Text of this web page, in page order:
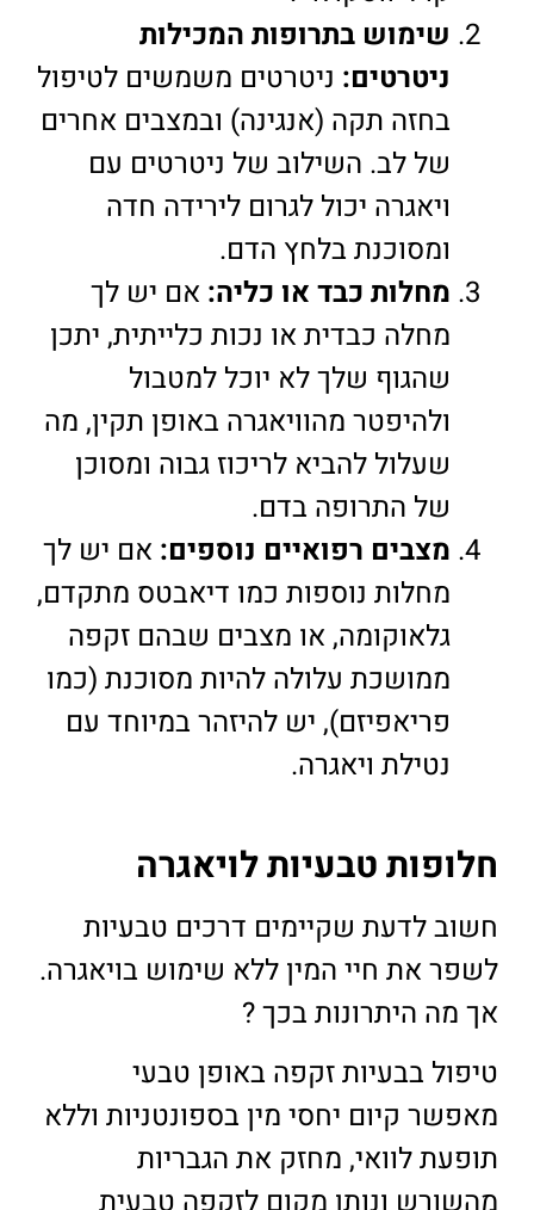
שימוש בתרופות המכילות
ניטרטים: ניטרטים משמשים לטיפול
בחזה תקה (אנגינה) ובמצבים אחרים
של לב. השילוב של ניטרטים עם
ויאגרה יכול לגרום לירידה חדה
ומסוכנת בלחץ הדם.
מחלות כבד או כליה: אם יש לך
מחלה כבדית או נכות כלייתית, יתכן
שהגוף שלך לא יוכל למטבול
ולהיפטר מהוויאגרה באופן תקין, מה
שעלול להביא לריכוז גבוה ומסוכן
של התרופה בדם.
מצבים רפואיים נוספים: אם יש לך
מחלות נוספות כמו דיאבטס מתקדם,
גלאוקומה, או מצבים שבהם זקפה
ממושכת עלולה להיות מסוכנת (כמו
פריאפיזם), יש להיזהר במיוחד עם
נטילת ויאגרה.
חלופות טבעיות לויאגרה
חשוב לדעת שקיימים דרכים טבעיות
לשפר את חיי המין ללא שימוש בויאגרה.
אך מה היתרונות בכך ?
טיפול בבעיות זקפה באופן טבעי
מאפשר קיום יחסי מין בספונטניות וללא
תופעת לוואי, מחזק את הגבריות